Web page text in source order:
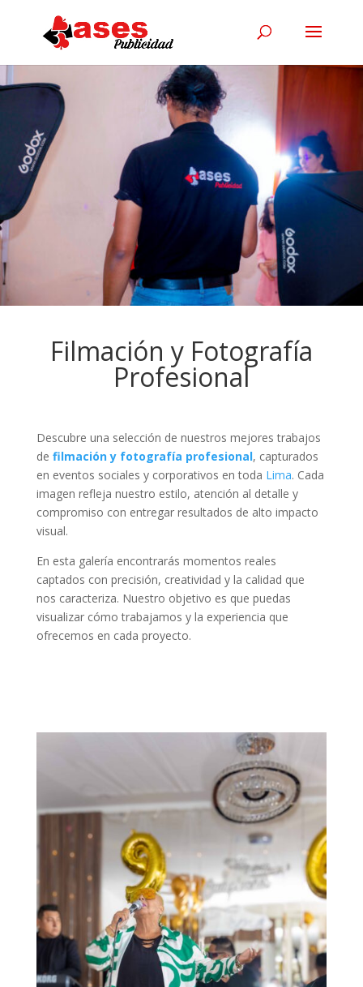
Filmación y Fotografía
Profesional
Descubre una selección de nuestros mejores trabajos
de filmación y fotografía profesional, capturados
en eventos sociales y corporativos en toda Lima. Cada
imagen refleja nuestro estilo, atención al detalle y
compromiso con entregar resultados de alto impacto
visual.
En esta galería encontrarás momentos reales
captados con precisión, creatividad y la calidad que
nos caracteriza. Nuestro objetivo es que puedas
visualizar cómo trabajamos y la experiencia que
ofrecemos en cada proyecto.